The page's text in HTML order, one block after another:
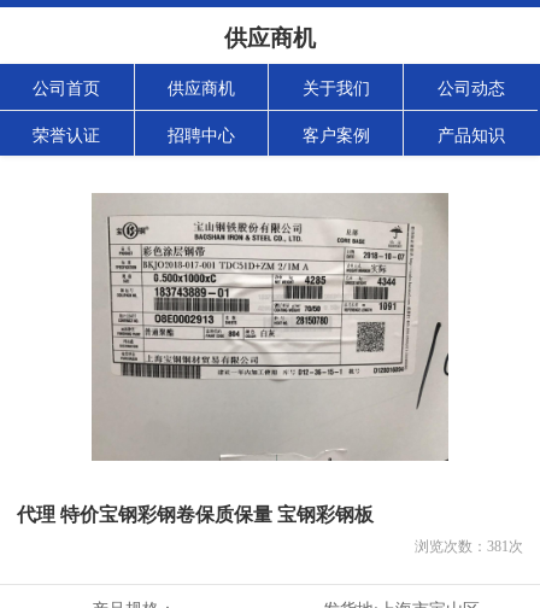
供应商机
公司首页 供应商机 关于我们 公司动态
荣誉认证 招聘中心 客户案例 产品知识
代理 特价宝钢彩钢卷保质保量 宝钢彩钢板
浏览次数： 381次